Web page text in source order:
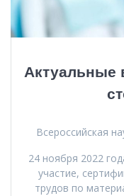
Актуальные
Всероссийская
24 ноября 2022
участие,
трудов по